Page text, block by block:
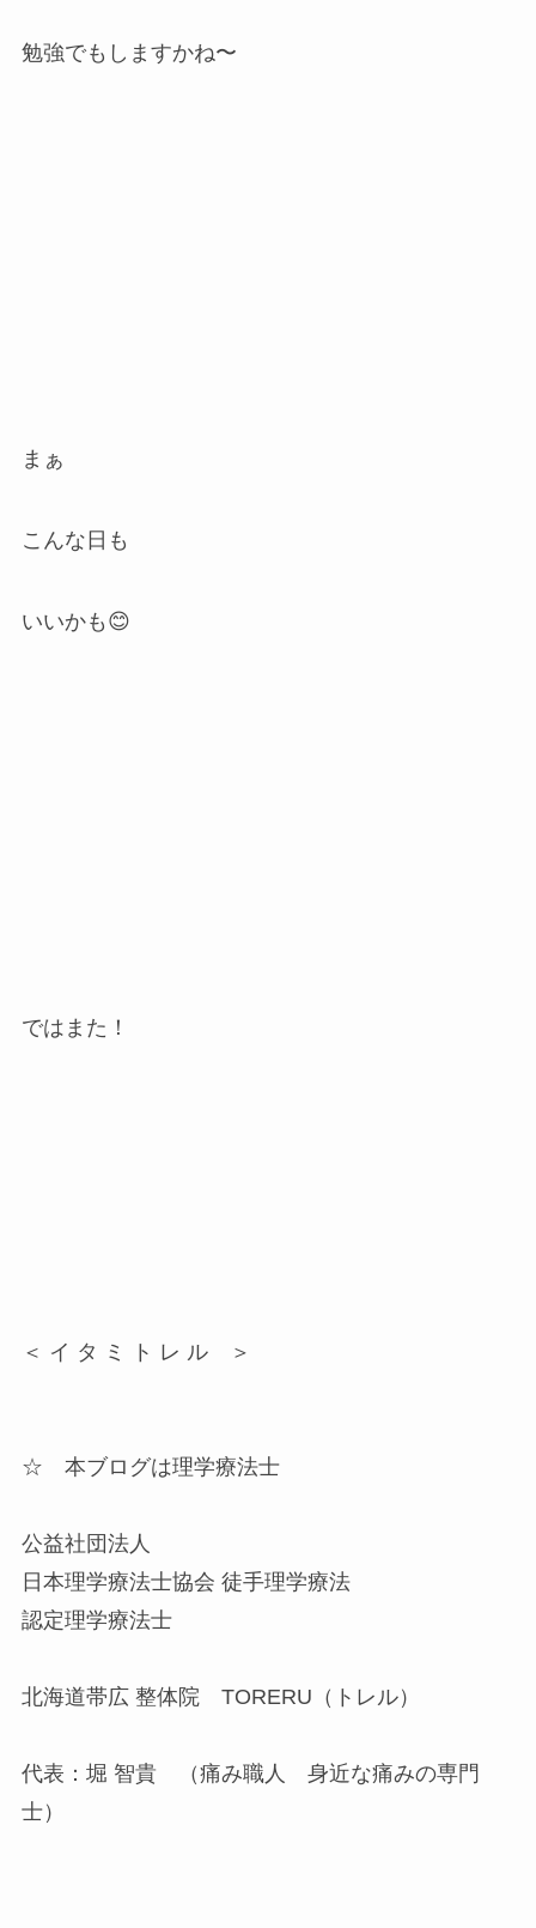
勉強でもしますかね〜
まぁ
こんな日も
いいかも😊
ではまた！
＜ イ タ ミ ト レ ル ＞
☆ 本ブログは理学療法士
公益社団法人
日本理学療法士協会 徒手理学療法
認定理学療法士
北海道帯広 整体院 TORERU（トレル）
代表：堀 智貴 （痛み職人 身近な痛みの専門
士）